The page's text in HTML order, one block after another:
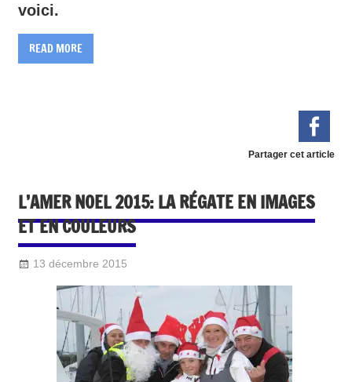
voici.
READ MORE
Partager cet article
L’AMER NOEL 2015: LA RÉGATE EN IMAGES
ET EN COULEURS
13 décembre 2015